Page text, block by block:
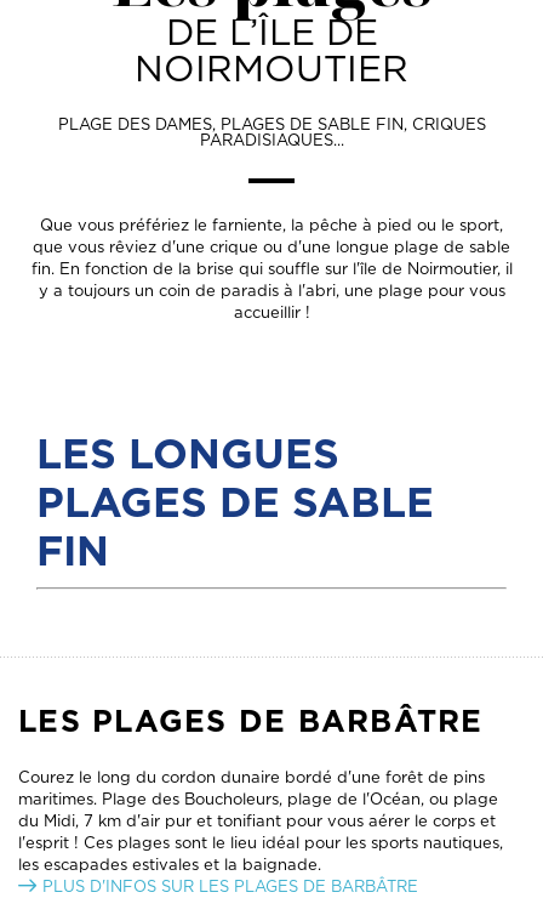
DE L’ÎLE DE
NOIRMOUTIER
PLAGE DES DAMES, PLAGES DE SABLE FIN, CRIQUES
PARADISIAQUES...
Que vous préfériez le farniente, la pêche à pied ou le sport,
que vous rêviez d'une crique ou d'une longue plage de sable
fin. En fonction de la brise qui souffle sur l'île de Noirmoutier, il
y a toujours un coin de paradis à l'abri, une plage pour vous
accueillir !
LES LONGUES
PLAGES DE SABLE
FIN
LES PLAGES DE BARBÂTRE
Courez le long du cordon dunaire bordé d'une forêt de pins
maritimes. Plage des Boucholeurs, plage de l'Océan, ou plage
du Midi, 7 km d'air pur et tonifiant pour vous aérer le corps et
l'esprit ! Ces plages sont le lieu idéal pour les sports nautiques,
les escapades estivales et la baignade.
PLUS D'INFOS SUR LES PLAGES DE BARBÂTRE